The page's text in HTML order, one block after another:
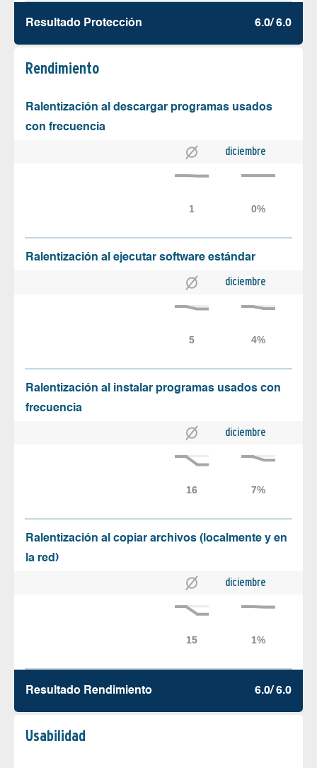
Resultado Protección 6.0/ 6.0
Rendimiento
Ralentización al descargar programas usados
con frecuencia
diciembre
Ralentización al ejecutar software estándar
diciembre
Ralentización al instalar programas usados con
frecuencia
diciembre
Ralentización al copiar archivos (localmente y en
la red)
diciembre
Resultado Rendimiento 6.0/ 6.0
Usabilidad